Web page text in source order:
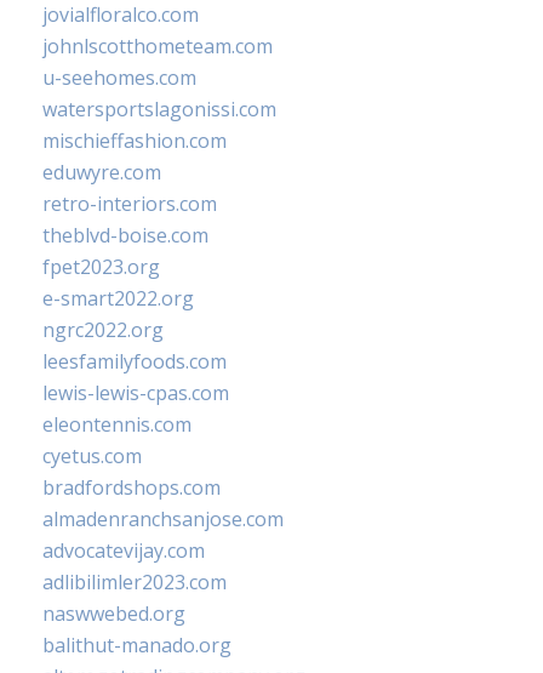
jovialfloralco.com
johnlscotthometeam.com
u-seehomes.com
watersportslagonissi.com
mischieffashion.com
eduwyre.com
retro-interiors.com
theblvd-boise.com
fpet2023.org
e-smart2022.org
ngrc2022.org
leesfamilyfoods.com
lewis-lewis-cpas.com
eleontennis.com
cyetus.com
bradfordshops.com
almadenranchsanjose.com
advocatevijay.com
adlibilimler2023.com
naswwebed.org
balithut-manado.org